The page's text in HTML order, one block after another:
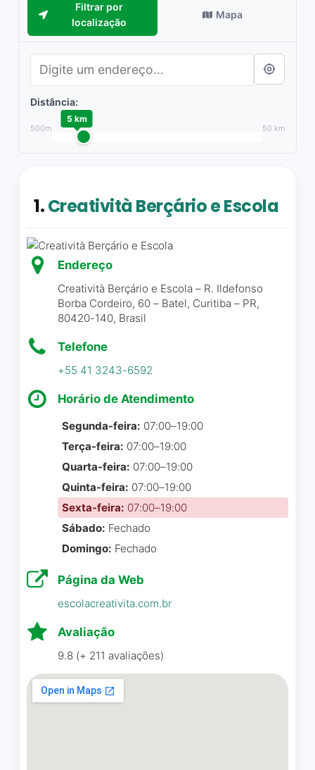
Filtrar por
localização
Mapa
Distância:
500m
5 km
50 km
1.Creatività Berçário e Escola
Endereço
Creatività Berçário e Escola – R. Ildefonso
Borba Cordeiro, 60 – Batel, Curitiba – PR,
80420-140, Brasil
Telefone
+55 41 3243-6592
Horário de Atendimento
Segunda-feira: 07:00–19:00
Terça-feira: 07:00–19:00
Quarta-feira: 07:00–19:00
Quinta-feira: 07:00–19:00
Sexta-feira: 07:00–19:00
Sábado: Fechado
Domingo: Fechado
Página da Web
escolacreativita.com.br
Avaliação
9.8 (+ 211 avaliações)